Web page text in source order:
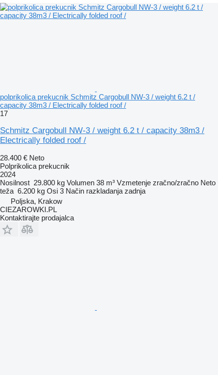
polprikolica prekucnik Schmitz Cargobull NW-3 / weight 6.2 t /
capacity 38m3 / Electrically folded roof /
17
Schmitz Cargobull NW-3 / weight 6.2 t / capacity 38m3 /
Electrically folded roof /
28.400 € Neto
Polprikolica prekucnik
2024
Nosilnost 29.800 kg Volumen 38 m³ Vzmetenje zračno/zračno Neto
teža 6.200 kg Osi 3 Način razkladanja zadnja
Poljska, Krakow
CIEZAROWKI.PL
Kontaktirajte prodajalca